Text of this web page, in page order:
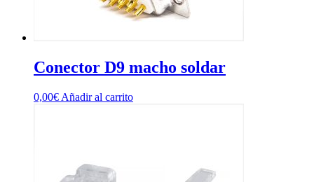
Conector D9 macho soldar
0,00€ Añadir al carrito